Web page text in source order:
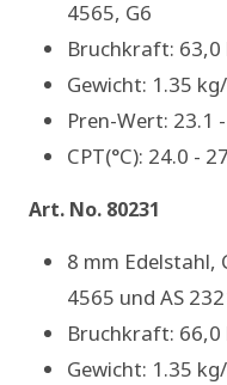
4565, G6
Bruchkraft: 63,0
Gewicht: 1.35
Pren-Wert: 23.1
CPT(°C): 24.0 -
Art. No. 80231
8 mm Edelstahl,
4565 und AS
Bruchkraft: 66,0
Gewicht: 1.35